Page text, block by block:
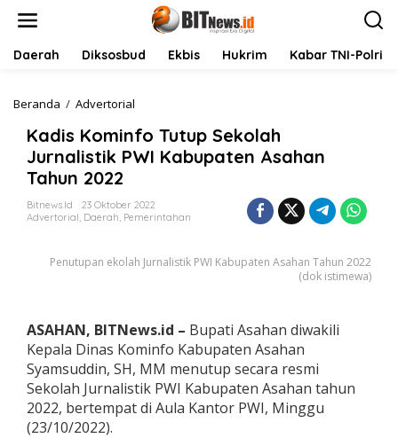
Daerah Diksosbud Ekbis Hukrim Kabar TNI-Polri
Beranda / Advertorial
d
i
s
o
m
f
t
u
p
S
e
k
Kadis Kominfo Tutup Sekolah
Jurnalistik PWI Kabupaten Asahan
Tahun 2022
Bitnews.id
23 Oktober 2022
Advertorial, Daerah, Pemerintahan
Penutupan ekolah Jurnalistik PWI Kabupaten Asahan Tahun 2022
(dok istimewa)
ASAHAN, BITNews.id – Bupati Asahan diwakili
Kepala Dinas Kominfo Kabupaten Asahan
Syamsuddin, SH, MM menutup secara resmi
Sekolah Jurnalistik PWI Kabupaten Asahan tahun
2022, bertempat di Aula Kantor PWI, Minggu
(23/10/2022).